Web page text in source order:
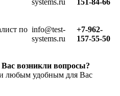
по info@test-
systems.ru
+7-962-
157-55-50
возникли вопросы?
любым удобным для Вас